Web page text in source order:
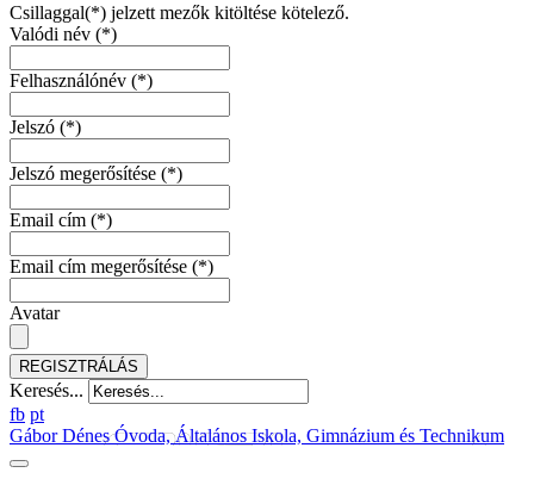
Csillaggal(*) jelzett mezők kitöltése kötelező.
Valódi név (*)
Felhasználónév (*)
Jelszó (*)
Jelszó megerősítése (*)
Email cím (*)
Email cím megerősítése (*)
Avatar
REGISZTRÁLÁS
Keresés...
fb pt
Gábor Dénes Óvoda, Általános Iskola, Gimnázium és Technikum